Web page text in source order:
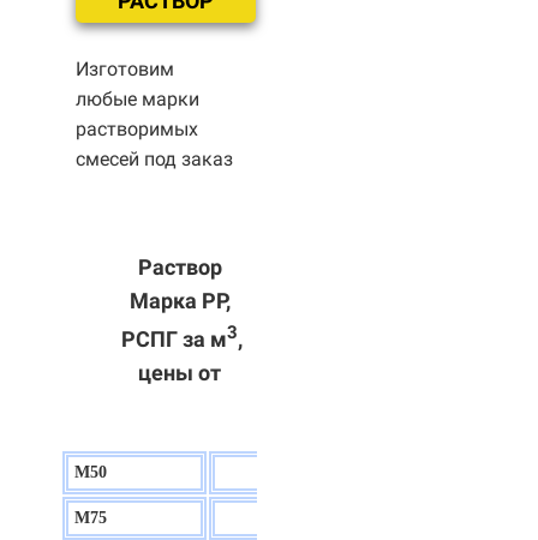
Изготовим
любые марки
растворимых
смесей под заказ
Раствор
Марка РР,
РСПГ за м3,
цены от
М50
М75